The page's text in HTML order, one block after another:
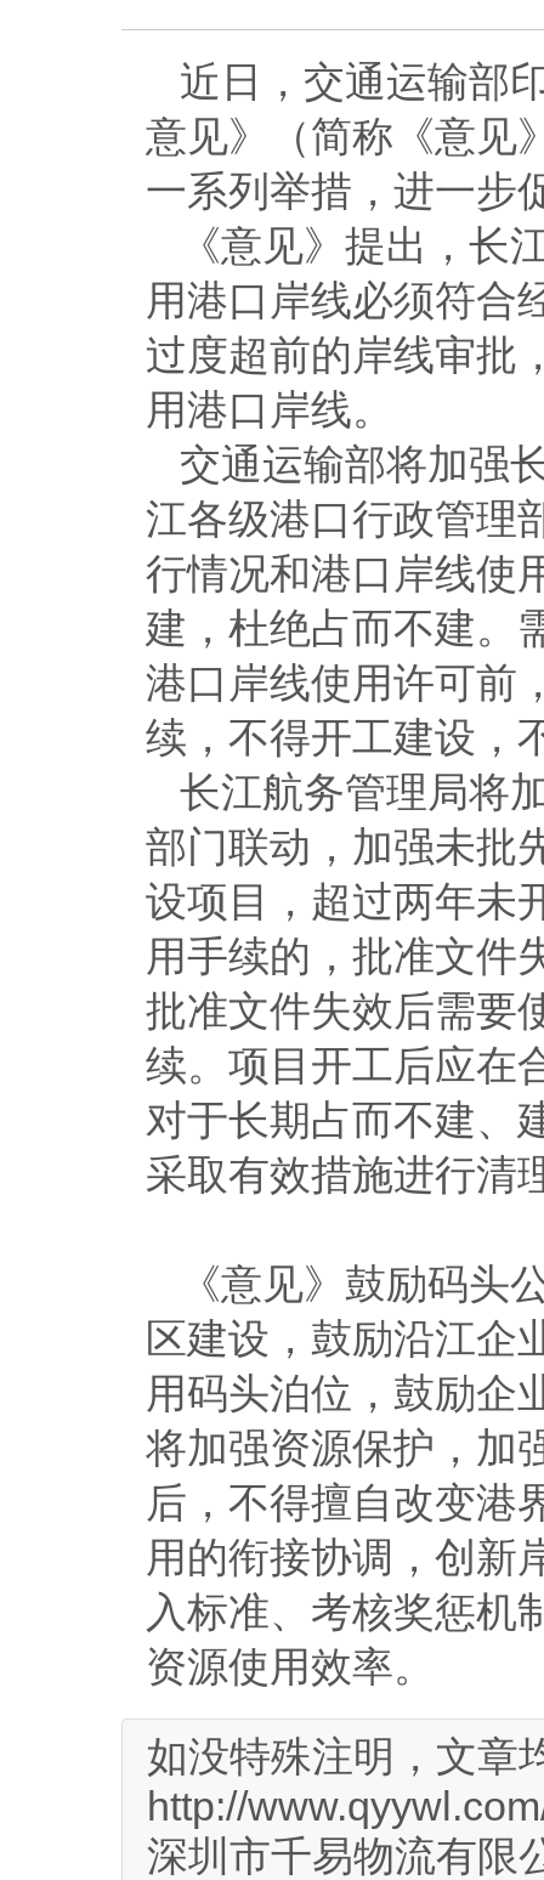
近日，交通运输部
意见》（简称《意见
一系列举措，进一步
《意见》提出，长
用港口岸线必须符合
过度超前的岸线审批
用港口岸线。
交通运输部将加强
江各级港口行政管理
行情况和港口岸线使
建，杜绝占而不建。
港口岸线使用许可前
续，不得开工建设，
长江航务管理局将
部门联动，加强未批
设项目，超过两年未
用手续的，批准文件
批准文件失效后需要
续。项目开工后应在
对于长期占而不建、
采取有效措施进行清
《意见》鼓励码头
区建设，鼓励沿江企
用码头泊位，鼓励企
将加强资源保护，加
后，不得擅自改变港
用的衔接协调，创新
入标准、考核奖惩机
资源使用效率。
如没特殊注明，文章
http://
深圳市千易物流有限